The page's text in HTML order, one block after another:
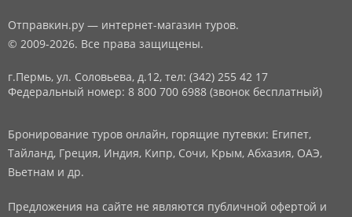
Отправкин.ру — интернет-магазин туров.
© 2009-2026. Все права защищены.
г.Пермь, ул. Соловьева, д.12, тел: (342) 255 42 17
Федеральный номер: 8 800 700 6988 (звонок бесплатный)
Бронирование туров онлайн, горящие путевки: Египет,
Тайланд, Греция, Индия, Кипр, Сочи, Крым, Абхазия, ОАЭ,
Вьетнам и др.
Предложения на сайте не являются публичной офертой и